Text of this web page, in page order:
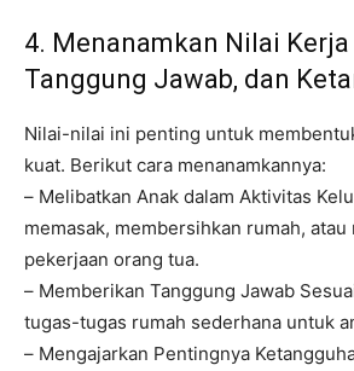
4. Menanamkan Nilai Kerja
Tanggung Jawab, dan
Nilai-nilai ini penting untuk
kuat. Berikut cara menanamkannya:
– Melibatkan Anak dalam Aktivitas
memasak, membersihkan rumah, atau
pekerjaan orang tua.
– Memberikan Tanggung Jawab
tugas-tugas rumah sederhana untuk
– Mengajarkan Pentingnya